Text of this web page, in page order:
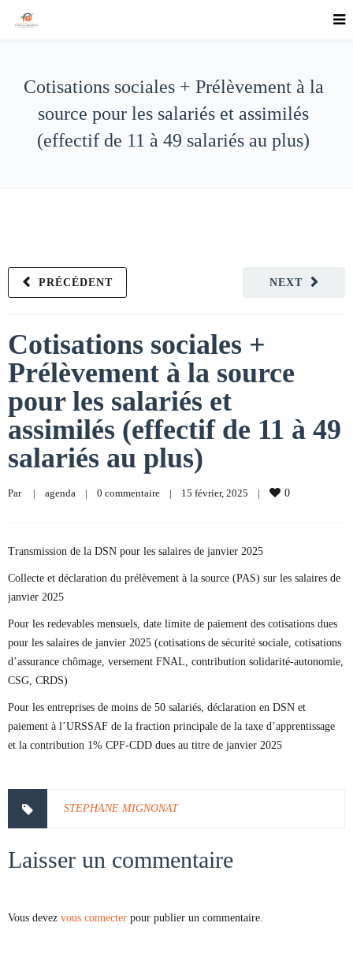
Cotisations sociales + Prélèvement à la
source pour les salariés et assimilés
(effectif de 11 à 49 salariés au plus)
NEXT
PRÉCÉDENT
Cotisations sociales +
Prélèvement à la source
pour les salariés et
assimilés (effectif de 11 à 49
salariés au plus)
Par | agenda | 0 commentaire | 15 février, 2025 | 0
Transmission de la DSN pour les salaires de janvier 2025
Collecte et déclaration du prélèvement à la source (PAS) sur les salaires de
janvier 2025
Pour les redevables mensuels, date limite de paiement des cotisations dues
pour les salaires de janvier 2025 (cotisations de sécurité sociale, cotisations
d’assurance chômage, versement FNAL, contribution solidarité-autonomie,
CSG, CRDS)
Pour les entreprises de moins de 50 salariés, déclaration en DSN et
paiement à l’URSSAF de la fraction principale de la taxe d’apprentissage
et la contribution 1% CPF-CDD dues au titre de janvier 2025
STEPHANE MIGNONAT
Laisser un commentaire
Vous devez vous connecter pour publier un commentaire.